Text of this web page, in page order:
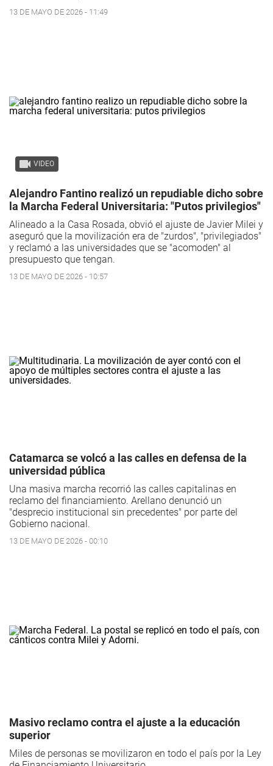
13 DE MAYO DE 2026 - 11:49
VIDEO
Alejandro Fantino realizó un repudiable dicho sobre
la Marcha Federal Universitaria: "Putos privilegios"
Alineado a la Casa Rosada, obvió el ajuste de Javier Milei y
aseguró que la movilización era de "zurdos", "privilegiados"
y reclamó a las universidades que se "acomoden" al
presupuesto que tengan.
13 DE MAYO DE 2026 - 10:57
Catamarca se volcó a las calles en defensa de la
universidad pública
Una masiva marcha recorrió las calles capitalinas en
reclamo del financiamiento. Arellano denunció un
"desprecio institucional sin precedentes" por parte del
Gobierno nacional.
13 DE MAYO DE 2026 - 00:10
Masivo reclamo contra el ajuste a la educación
superior
Miles de personas se movilizaron en todo el país por la Ley